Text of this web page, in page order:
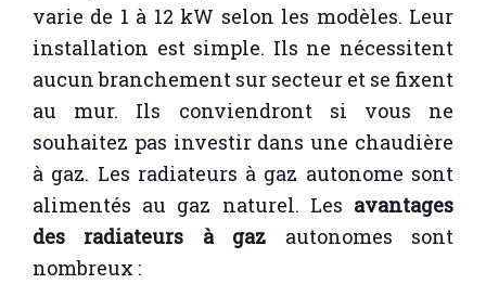
varie de 1 à 12 kW selon les modèles. Leur
installation est simple. Ils ne nécessitent
aucun branchement sur secteur et se fixent
au mur. Ils conviendront si vous ne
souhaitez pas investir dans une chaudière
à gaz. Les radiateurs à gaz autonome sont
alimentés au gaz naturel. Les avantages
des radiateurs à gaz autonomes sont
nombreux :